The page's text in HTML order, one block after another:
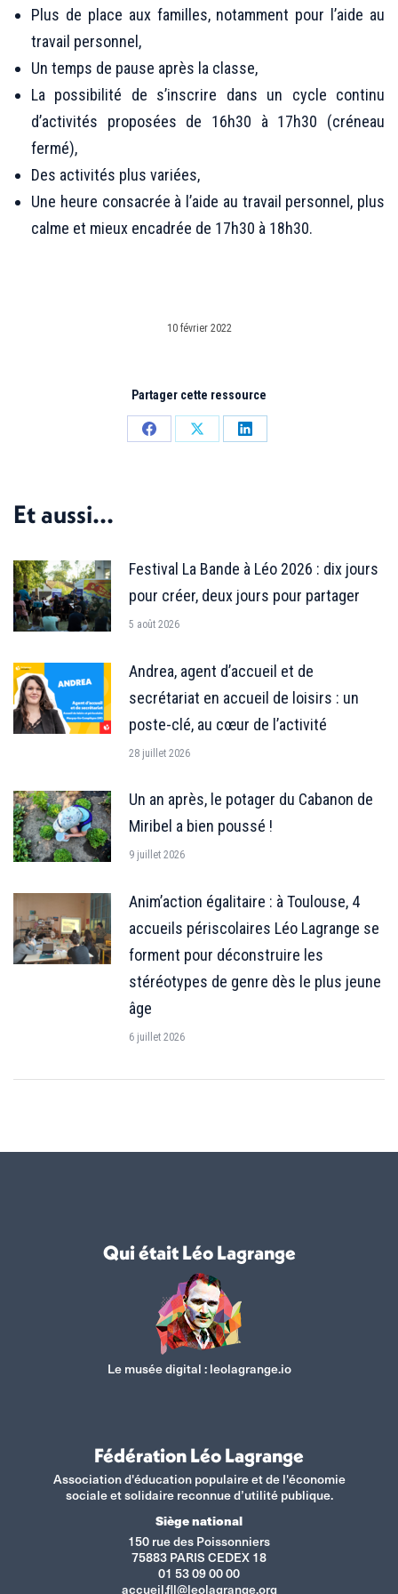
Plus de place aux familles, notamment pour l’aide au
travail personnel,
Un temps de pause après la classe,
La possibilité de s’inscrire dans un cycle continu
d’activités proposées de 16h30 à 17h30 (créneau
fermé),
Des activités plus variées,
Une heure consacrée à l’aide au travail personnel, plus
calme et mieux encadrée de 17h30 à 18h30.
10 février 2022
Partager cette ressource
PartagerPartagerPartager
Et aussi...
Festival La Bande à Léo 2026 : dix jours
pour créer, deux jours pour partager
5 août 2026
Andrea, agent d’accueil et de
secrétariat en accueil de loisirs : un
poste-clé, au cœur de l’activité
28 juillet 2026
Un an après, le potager du Cabanon de
Miribel a bien poussé !
9 juillet 2026
Anim’action égalitaire : à Toulouse, 4
accueils périscolaires Léo Lagrange se
forment pour déconstruire les
stéréotypes de genre dès le plus jeune
âge
6 juillet 2026
Qui était Léo Lagrange
Le musée digital : leolagrange.io
Fédération Léo Lagrange
Association d'éducation populaire et de l'économie
sociale et solidaire reconnue d’utilité publique.
Siège national
150 rue des Poissonniers
75883 PARIS CEDEX 18
01 53 09 00 00
accueil.fll@leolagrange.org